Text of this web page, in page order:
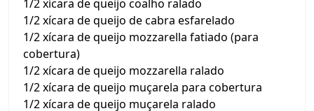
1/2 xícara de queijo coalho ralado
1/2 xícara de queijo de cabra esfarelado
1/2 xícara de queijo mozzarella fatiado (para
cobertura)
1/2 xícara de queijo mozzarella ralado
1/2 xícara de queijo muçarela para cobertura
1/2 xícara de queijo muçarela ralado